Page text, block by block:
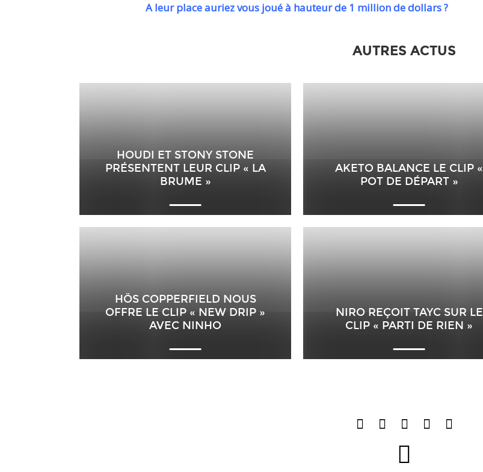
A leur place auriez vous joué à hauteur de 1 million de dollars ?
AUTRES ACTUS
HOUDI ET STONY STONE
PRÉSENTENT LEUR CLIP « LA
BRUME »
AKETO BALANCE LE CLIP «
POT DE DÉPART »
HÖS COPPERFIELD NOUS
OFFRE LE CLIP « NEW DRIP »
AVEC NINHO
NIRO REÇOIT TAYC SUR LE
CLIP « PARTI DE RIEN »